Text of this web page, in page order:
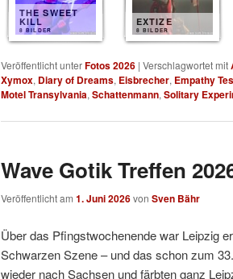
THE SWEET
KILL
8 BILDER
EXTIZE
8 BILDER
Veröffentlicht unterFotos 2026 | Verschlagwortet mit
Xymox, Diary of Dreams, Eisbrecher, Empathy
Motel Transylvania, Schattenmann, Solitary
Wave Gotik Treffen
Veröffentlicht am 1. Juni 2026von Sven Bähr
Über das Pfingstwochenende war Leipzig
Schwarzen Szene – und das schon zum
wieder nach Sachsen und färbten ganz